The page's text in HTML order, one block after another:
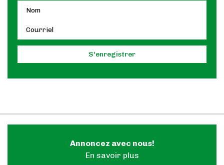
Annoncez avec nous!
En savoir plus